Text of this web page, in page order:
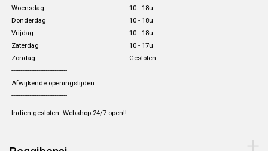
Woensdag
10 - 18u
Donderdag
10 - 18u
Vrijdag
10 - 18u
Zaterdag
10 - 17u
Zondag
Gesloten.
-------------------------------
Afwijkende openingstijden:
-------------------------------
Indien gesloten: Webshop 24/7 open!!